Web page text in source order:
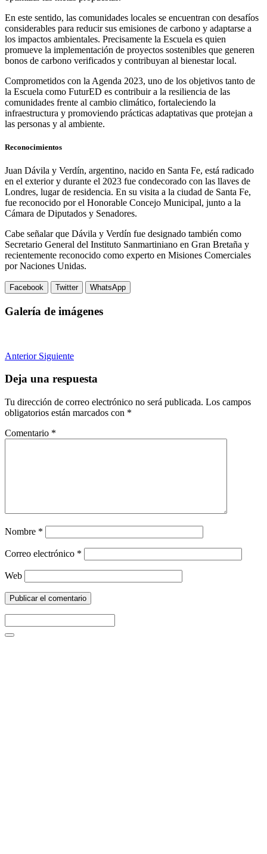
En este sentido, las comunidades locales se encuentran con desafíos
considerables para reducir sus emisiones de carbono y adaptarse a
los impactos ambientales. Precisamente la Escuela es quien
promueve la implementación de proyectos sostenibles que generen
bonos de carbono verificados y contribuyan al bienestar local.
Comprometidos con la Agenda 2023, uno de los objetivos tanto de
la Escuela como FuturED es contribuir a la resiliencia de las
comunidades frente al cambio climático, fortaleciendo la
infraestructura y promoviendo prácticas adaptativas que protejan a
las personas y al ambiente.
Reconocimientos
Juan Dávila y Verdín, argentino, nacido en Santa Fe, está radicado
en el exterior y durante el 2023 fue condecorado con las llaves de
Londres, lugar de residencia. En su visita a la ciudad de Santa Fe,
fue reconocido por el Honorable Concejo Municipal, junto a la
Cámara de Diputados y Senadores.
Cabe señalar que Dávila y Verdín fue designado también como
Secretario General del Instituto Sanmartiniano en Gran Bretaña y
recientemente reconocido como experto en Misiones Comerciales
por Naciones Unidas.
Facebook Twitter WhatsApp
Galería de imágenes
Anterior Siguiente
Deja una respuesta
Tu dirección de correo electrónico no será publicada. Los campos
obligatorios están marcados con *
Comentario *
Nombre *
Correo electrónico *
Web